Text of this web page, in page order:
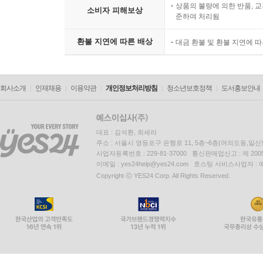
소비자 피해보상
상품의 불량에 의한 반품,
준하여 처리됨
환불 지연에 따른 배상 대금 환불 및 환불 지연에
회사소개 인재채용 이용약관 개인정보처리방침 청소년보호정책 도서홍보안내
대표 : 김석환, 최세라
주소 : 서울시 영등포구 은행로 11, 5층~6층(여의도동,일신
사업자등록번호 : 229-81-37000 통신판매업신고 : 제
이메일 : yes24help@yes24.com 호스팅 서비스사업자 :
Copyright ⓒ YES24 Corp. All Rights Reserved.